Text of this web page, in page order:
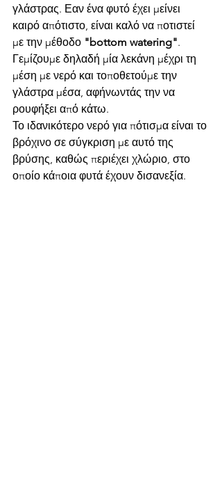
γλάστρας. Εαν ένα φυτό έχει μείνει
καιρό απότιστο, είναι καλό να ποτιστεί
με την μέθοδο "bottom watering".
Γεμίζουμε δηλαδή μία λεκάνη μέχρι τη
μέση με νερό και τοποθετούμε την
γλάστρα μέσα, αφήνωντάς την να
ρουφήξει από κάτω.
Το ιδανικότερο νερό για πότισμα είναι το
βρόχινο σε σύγκριση με αυτό της
βρύσης, καθώς περιέχει χλώριο, στο
οποίο κάποια φυτά έχουν δισανεξία.